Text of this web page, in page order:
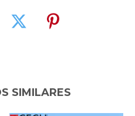
SIMILARES